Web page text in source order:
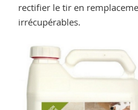
rectifier le tir en
irrécupérables.